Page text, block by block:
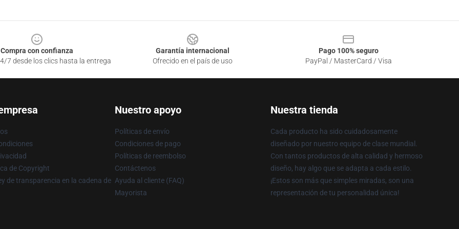
Compra con confianza
7 desde los clics hasta la entrega
Garantía internacional
Ofrecido en el país de uso
Pago 100% seguro
PayPal / MasterCard / Visa
de Copyright
de transparencia en la cadena de
Nuestro apoyo
Políticas de envío
Condiciones de pago
Políticas de reembolso
Contáctenos
Ayuda al cliente (FAQ)
Mayorista
Nuestra tienda
Cada producto ha sido cuidadosamente
diseñado por nuestro equipo de clase mundial.
Con tantos productos de alta calidad y hermoso
diseño, hay algo que se adapta a cada estilo.
¡Estos son más que simples miradas, son una
representación de tu personalidad única!